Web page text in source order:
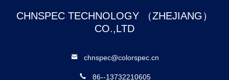
CHNSPEC TECHNOLOGY （ZHEJIANG）
CO.,LTD
chnspec@colorspec.cn
86--13732210605